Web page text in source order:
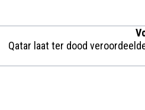
Qatar laat ter dood